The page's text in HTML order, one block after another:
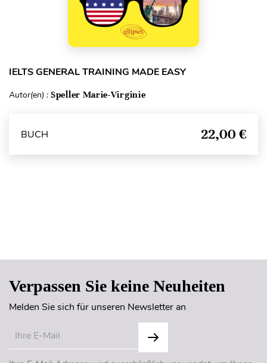
IELTS GENERAL TRAINING MADE EASY
Autor(en) : Speller Marie-Virginie
BUCH 22,00 €
Verpassen Sie keine Neuheiten
Melden Sie sich für unseren Newsletter an